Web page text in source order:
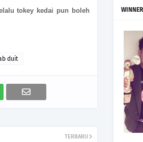
tokey kedai pun boleh
duit
TERBARU